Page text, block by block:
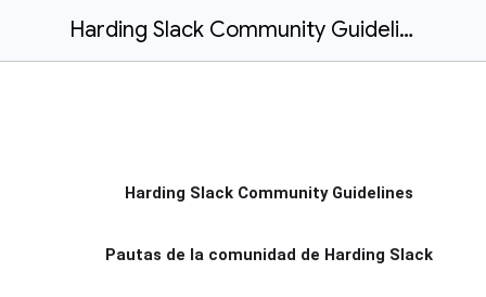
Harding Slack Community Guidelines 8-5-2020
Harding Slack Community Guidelines
Pautas de la comunidad de Harding Slack